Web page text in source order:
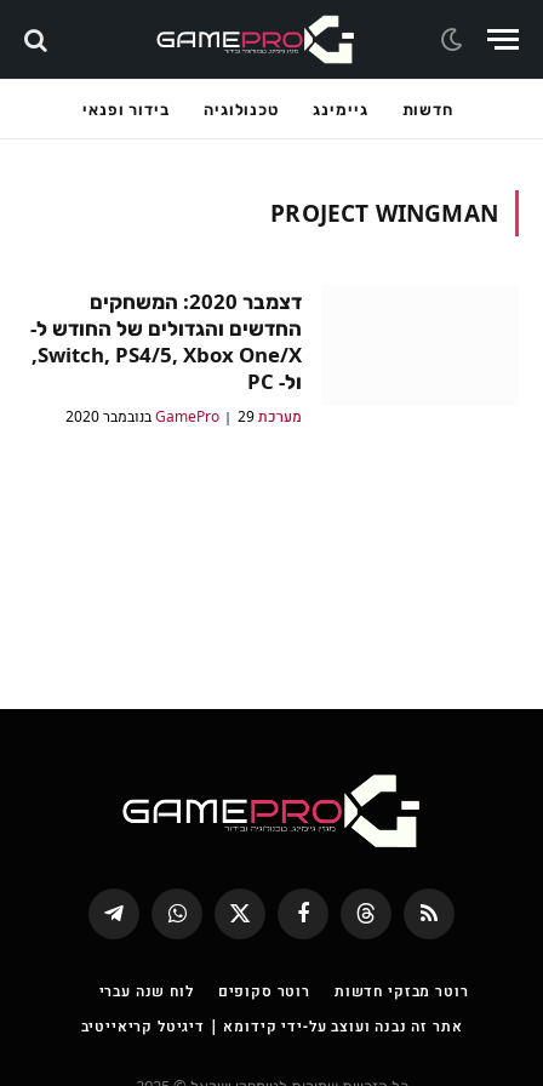
חדשות גיימינג טכנולוגיה בידור ופנאי
PROJECT WINGMAN
דצמבר 2020: המשחקים
החדשים והגדולים של החודש ל-
Switch, PS4/5, Xbox One/X,
ול- PC
מערכת GamePro29 בנובמבר 2020
RSS
Threads פייסבוק
X
(טוויטר)
WhatsApp
Telegram
רוטר מבזקי חדשות רוטר סקופים
לוח שנה עברי
אתר זה נבנה ועוצב על-ידי קידומא | דיגיטל קריאייטיב